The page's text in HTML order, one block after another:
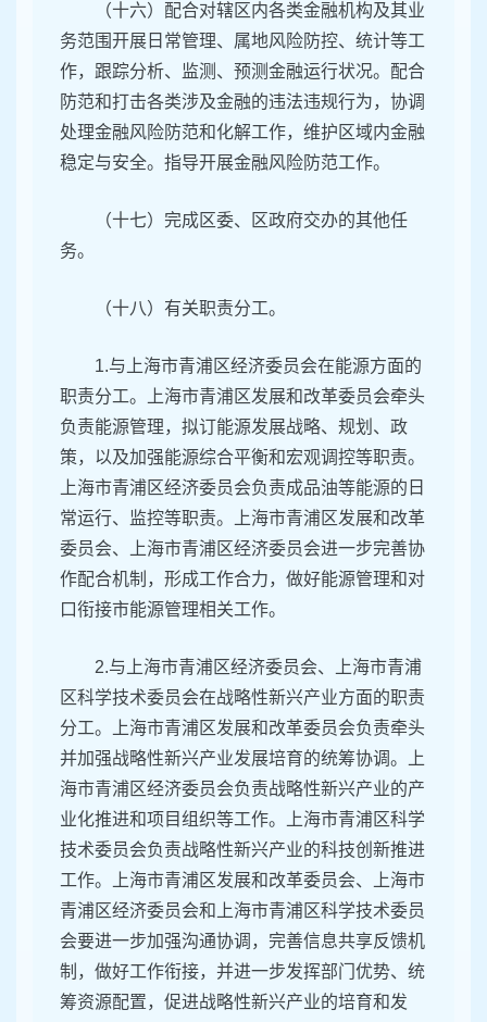
（十六）配合对辖区内各类金融机构及其业
务范围开展日常管理、属地风险防控、统计等工
作，跟踪分析、监测、预测金融运行状况。配合
防范和打击各类涉及金融的违法违规行为，协调
处理金融风险防范和化解工作，维护区域内金融
稳定与安全。指导开展金融风险防范工作。
（十七）完成区委、区政府交办的其他任
务。
（十八）有关职责分工。
1.与上海市青浦区经济委员会在能源方面的
职责分工。上海市青浦区发展和改革委员会牵头
负责能源管理，拟订能源发展战略、规划、政
策，以及加强能源综合平衡和宏观调控等职责。
上海市青浦区经济委员会负责成品油等能源的日
常运行、监控等职责。上海市青浦区发展和改革
委员会、上海市青浦区经济委员会进一步完善协
作配合机制，形成工作合力，做好能源管理和对
口衔接市能源管理相关工作。
2.与上海市青浦区经济委员会、上海市青浦
区科学技术委员会在战略性新兴产业方面的职责
分工。上海市青浦区发展和改革委员会负责牵头
并加强战略性新兴产业发展培育的统筹协调。上
海市青浦区经济委员会负责战略性新兴产业的产
业化推进和项目组织等工作。上海市青浦区科学
技术委员会负责战略性新兴产业的科技创新推进
工作。上海市青浦区发展和改革委员会、上海市
青浦区经济委员会和上海市青浦区科学技术委员
会要进一步加强沟通协调，完善信息共享反馈机
制，做好工作衔接，并进一步发挥部门优势、统
筹资源配置，促进战略性新兴产业的培育和发